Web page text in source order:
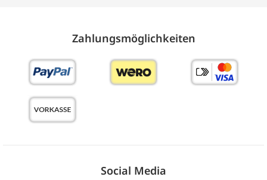
Zahlungs­möglich­keiten
Social Media